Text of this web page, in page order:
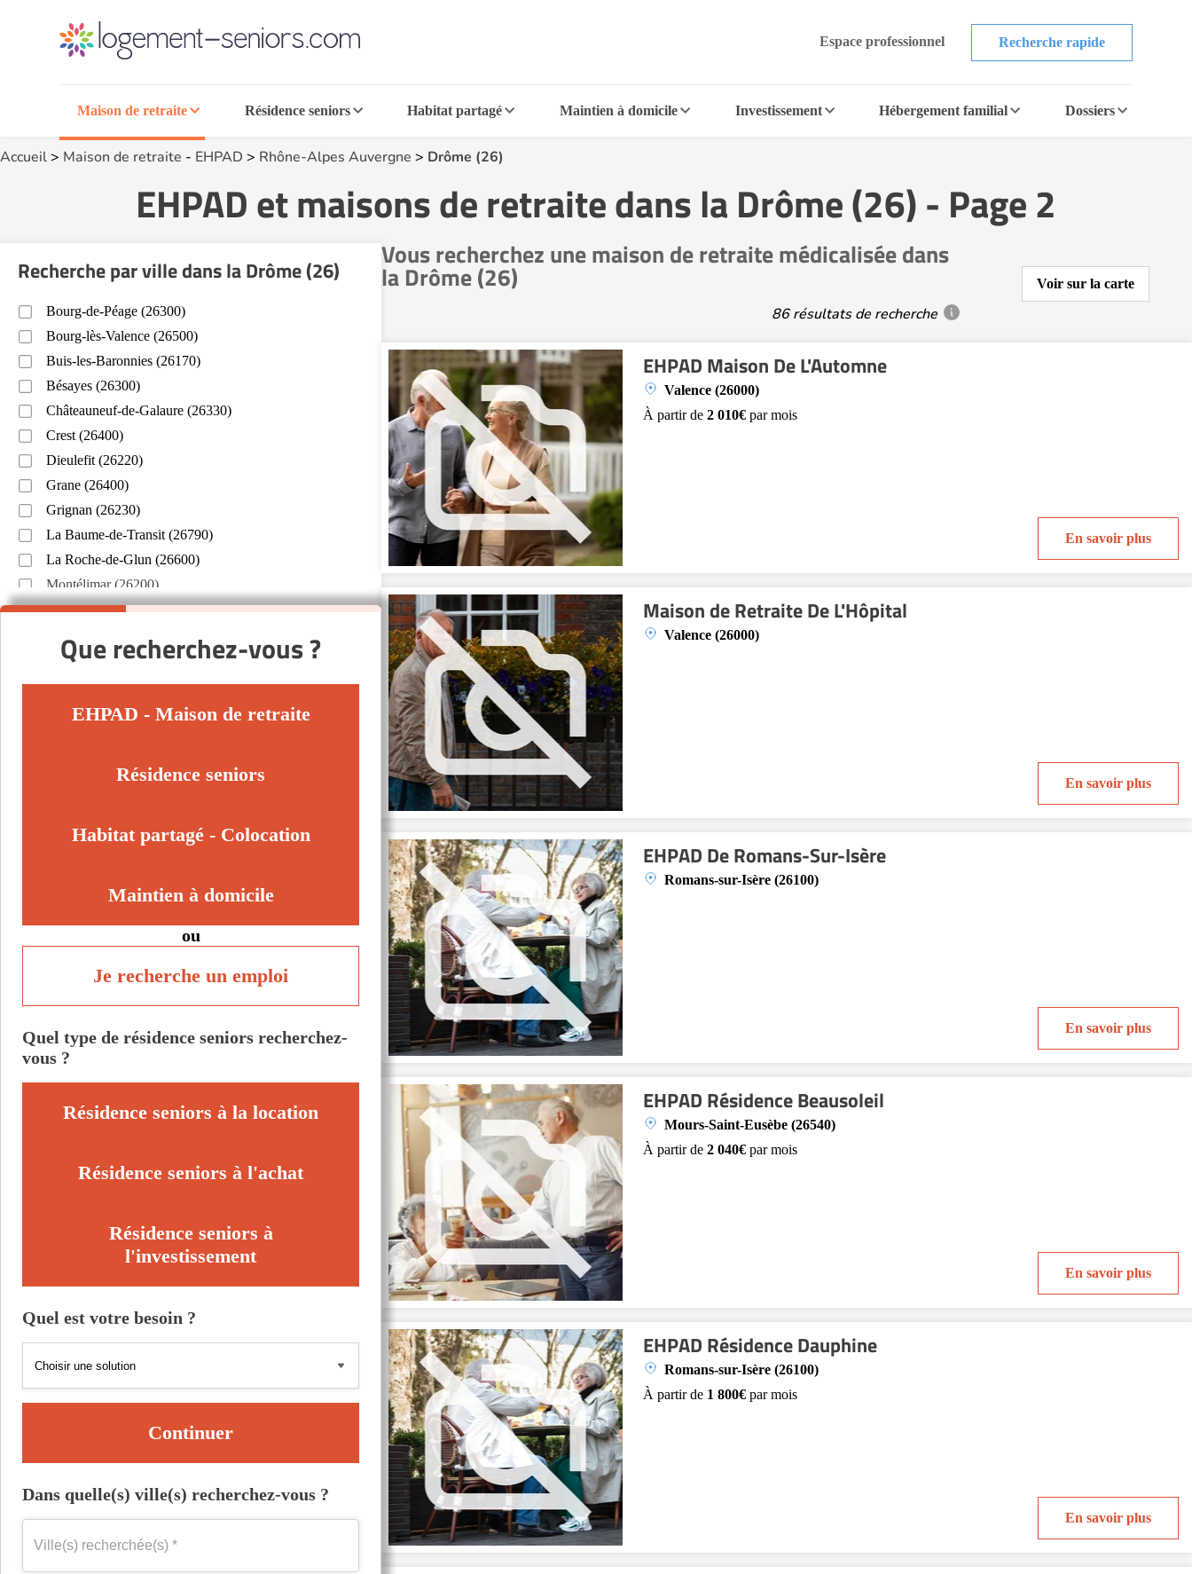
Espace professionnel Recherche rapide
Maison de retraite Résidence seniors Habitat partagé Maintien à domicile Investissement Hébergement familial Dossiers
Accueil> Maison de retraite - EHPAD > Rhône-Alpes Auvergne > Drôme (26)
EHPAD et maisons de retraite dans la Drôme (26) - Page 2
Vous recherchez une maison de retraite médicalisée dans
la Drôme (26)
86 résultats de recherche
Voir sur la carte
EHPAD Maison De L'Automne
Valence (26000)
À partir de 2 010€ par mois
En savoir plus
Maison de Retraite De L'Hôpital
Valence (26000)
En savoir plus
EHPAD De Romans-Sur-Isère
Romans-sur-Isère (26100)
En savoir plus
EHPAD Résidence Beausoleil
Mours-Saint-Eusèbe (26540)
À partir de 2 040€ par mois
En savoir plus
EHPAD Résidence Dauphine
Romans-sur-Isère (26100)
À partir de 1 800€ par mois
En savoir plus
Recherche par ville dans la Drôme (26)
Bourg-de-Péage (26300)
Bourg-lès-Valence (26500)
Buis-les-Baronnies (26170)
Bésayes (26300)
Châteauneuf-de-Galaure (26330)
Crest (26400)
Dieulefit (26220)
Grane (26400)
Grignan (26230)
La Baume-de-Transit (26790)
La Roche-de-Glun (26600)
Montélimar (26200)
Nyons (26110)
Romans-sur-Isère (26100)
Saint-Donat-sur-l'Herbasse (26260)
Saint-Paul-Trois-Châteaux (26130)
Valence (26000)
Que recherchez-vous ?
EHPAD - Maison de retraite
Résidence seniors
Habitat partagé - Colocation
Maintien à domicile
ou
Je recherche un emploi
Quel type de résidence seniors recherchez-
vous ?
Résidence seniors à la location
Résidence seniors à l'achat
Résidence seniors à
l'investissement
Quel est votre besoin ?
Continuer
Dans quelle(s) ville(s) recherchez-vous ?